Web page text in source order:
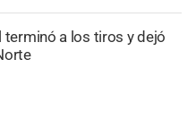
a los tiros y dejó